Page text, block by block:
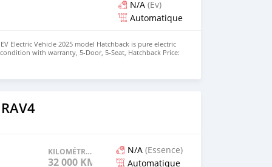
N/A (Ev)
Automatique
Electric Vehicle 2025 model Hatchback is pure electric
with warranty, 5-Door, 5-Seat, Hatchback Price:
colors available WHATSAPP NUMBER: +447424958730
KILOMÉTRAGE
32 000 KM
N/A (Essence)
Automatique